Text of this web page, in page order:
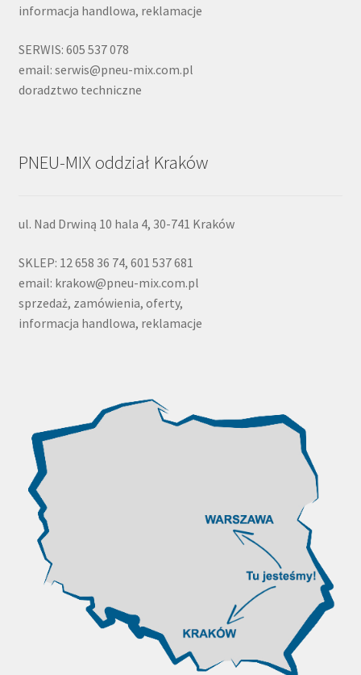
informacja handlowa, reklamacje
SERWIS: 605 537 078
email: serwis@pneu-mix.com.pl
doradztwo techniczne
PNEU-MIX oddział Kraków
ul. Nad Drwiną 10 hala 4, 30-741 Kraków
SKLEP: 12 658 36 74, 601 537 681
email: krakow@pneu-mix.com.pl
sprzedaż, zamówienia, oferty,
informacja handlowa, reklamacje